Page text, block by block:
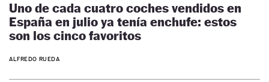
Uno de cada cuatro coches vendidos en
España en julio ya tenía enchufe: estos
son los cinco favoritos
ALFREDO RUEDA